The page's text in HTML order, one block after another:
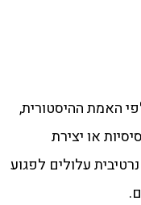
האמת ההיסטורית,
או יצירת
עלולים לפגוע